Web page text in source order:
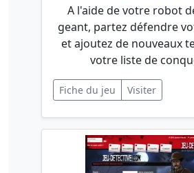
A l'aide de votre robot
geant, partez défendre
et ajoutez de nouveaux
votre liste de
Fiche du jeu Visiter